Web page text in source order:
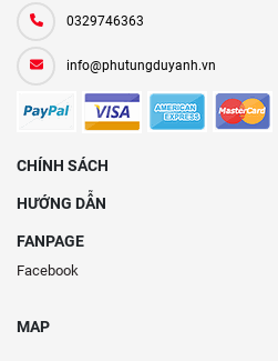
0329746363
info@phutungduyanh.vn
CHÍNH SÁCH
HƯỚNG DẪN
FANPAGE
Facebook
MAP